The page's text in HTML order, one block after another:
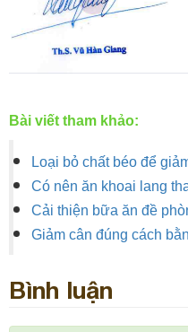
Bài viết tham khảo:
Loại bỏ chất béo để
Có nên ăn khoai lang
Cải thiện bữa ăn đề
Giảm cân đúng cách
Bình luận